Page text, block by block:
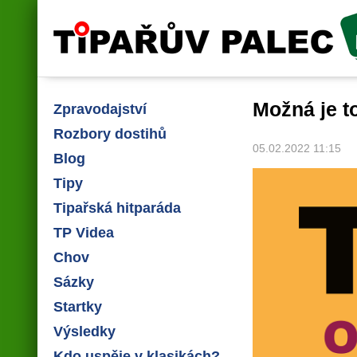
Tipařův palec
Zpravodajství
Rozbory dostihů
Blog
Tipy
Tipařská hitparáda
TP Videa
Chov
Sázky
Startky
Výsledky
Možná je
05.02.2022 11:15